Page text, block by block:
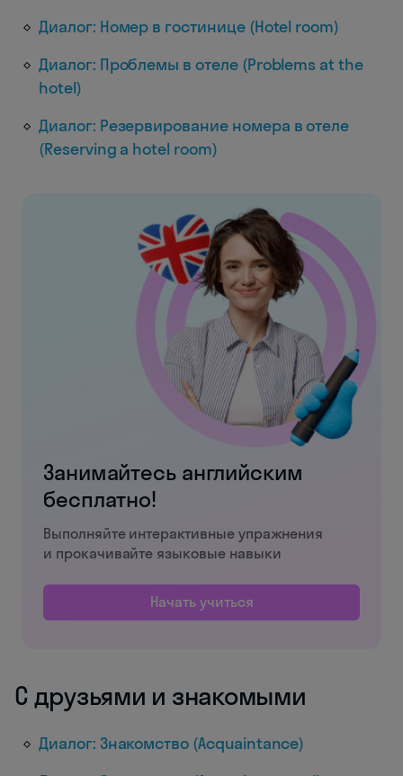
Диалог: Номер в гостинице (Hotel room)
Диалог: Проблемы в отеле (Problems at the
hotel)
Диалог: Резервирование номера в отеле
(Reserving a hotel room)
Занимайтесь английским
бесплатно!
Выполняйте интерактивные упражнения
и прокачивайте языковые навыки
Начать учиться
С друзьями и знакомыми
Диалог: Знакомство (Acquaintance)